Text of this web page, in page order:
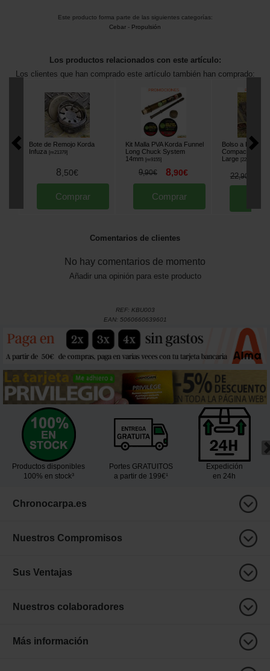
Este producto forma parte de las siguientes categorías:
Cebar - Propulsión
Los productos relacionados con este artículo:
Los clientes que han comprado este artículo también han comprado:
Bote de Remojo Korda
Infuza
[m21379]
8 50€
Comprar
Kit Malla PVA Korda Funnel
Long Chuck System
14mm [m9155]
9,90€ 8,90€
Comprar
Bolso a Boilies
Compac Air Dry
Large [225970
22,90
Comentarios de clientes
No hay comentarios de momento
Añadir una opinión para este producto
REF: KBU003
EAN: 5060660639601
Productos disponibles
100% en stock³
Portes GRATUITOS
a partir de 199€¹
Expedición
en 24h
Chronocarpa.es
Nuestros Compromisos
Sus Ventajas
Nuestros colaboradores
Más información